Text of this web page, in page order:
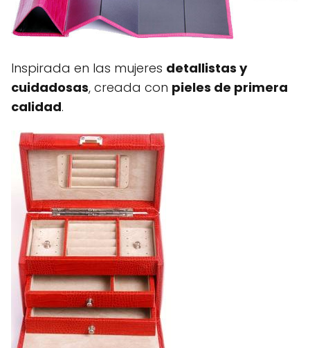
Inspirada en las mujeres detallistas y
cuidadosas, creada con pieles de primera
calidad.